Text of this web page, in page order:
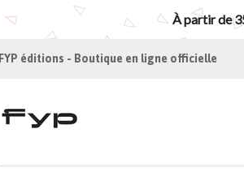
FYP éditions - Boutique en ligne officielle
À partir de